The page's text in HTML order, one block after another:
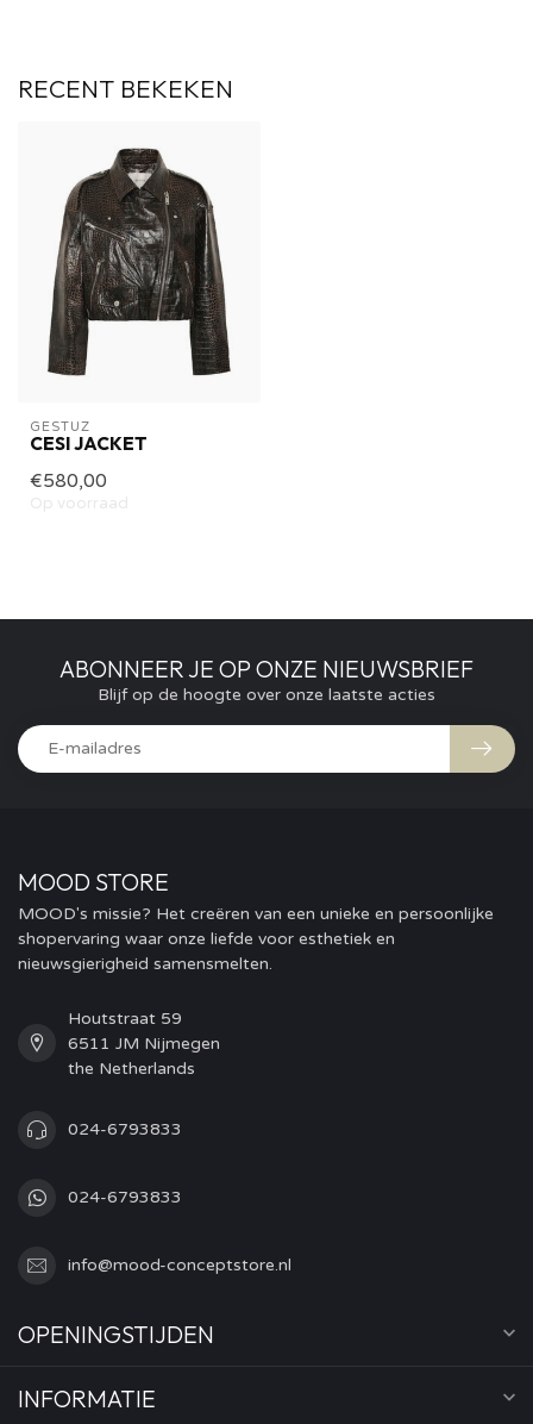
RECENT BEKEKEN
GESTUZ
CESI JACKET
€580,00
Op voorraad
ABONNEER JE OP ONZE NIEUWSBRIEF
Blijf op de hoogte over onze laatste acties
MOOD STORE
MOOD's missie? Het creëren van een unieke en persoonlijke
shopervaring waar onze liefde voor esthetiek en
nieuwsgierigheid samensmelten.
Houtstraat 59
6511 JM Nijmegen
the Netherlands
024-6793833
024-6793833
info@mood-conceptstore.nl
OPENINGSTIJDEN
INFORMATIE